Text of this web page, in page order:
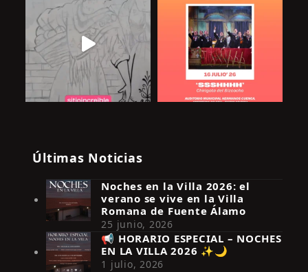
Síguenos en Instagram
Últimas Noticias
Noches en la Villa 2026: el
verano se vive en la Villa
Romana de Fuente Álamo
25 junio, 2026
📢 HORARIO ESPECIAL – NOCHES
EN LA VILLA 2026 ✨🌙
1 julio, 2026